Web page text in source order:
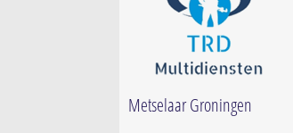
Metselaar Groningen